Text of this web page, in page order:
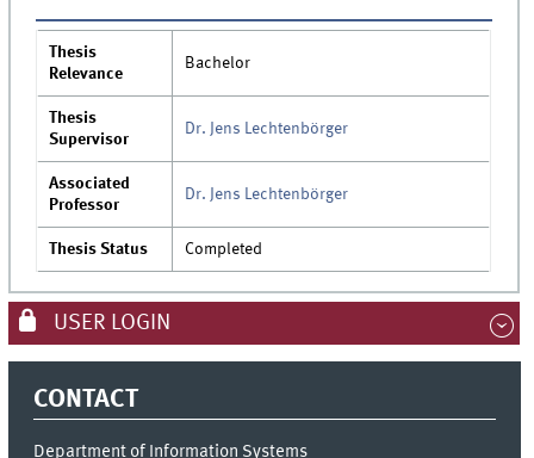
Thesis
Relevance
Bachelor
Thesis
Supervisor
Dr. Jens Lechtenbörger
Associated
Professor
Dr. Jens Lechtenbörger
Thesis Status Completed
USER LOGIN
CONTACT
Department of Information Systems